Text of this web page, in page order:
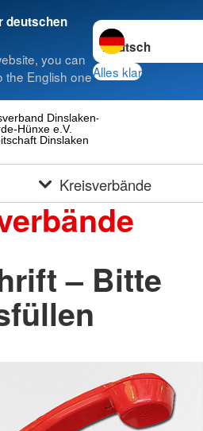
deutschen
you can
the English one
Sprache wechseln
Alles klar
Dinslaken
Hünxe e.V.
Dinslaken-
Kreisverbände
– Bitte